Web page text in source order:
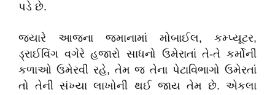
પડે છે.
જ્યારે આજના જમાનામાં મોબાઈલ, કમ્પ્યૂટર,
ડ્રાઈવિંગ વગેરે હજારો સાધનો ઉમેરાતાં તે-તે કર્મોની
કળાઓ ઉમેરવી રહે, તેમ જ તેના પેટાવિભાગો ઉમેરતાં
તો તેની સંખ્યા લાખોની થઈ જાય તેમ છે. એકલા